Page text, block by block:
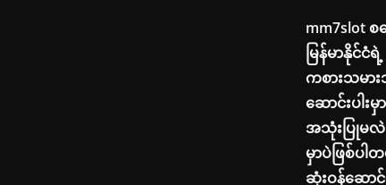
mm7slot
မြန်မာနိုင်
ကစားသမ
ဆောင်းပါ
အသုံးပြုမလဲ
မှာပဲဖြစ်ပ
ဆုံးဝန်ဆော